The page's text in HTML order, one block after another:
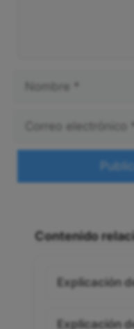
Contenido
Explicación
Explicación